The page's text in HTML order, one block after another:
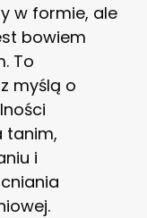
w formie, ale
bowiem
To
myślą o
tanim,
i